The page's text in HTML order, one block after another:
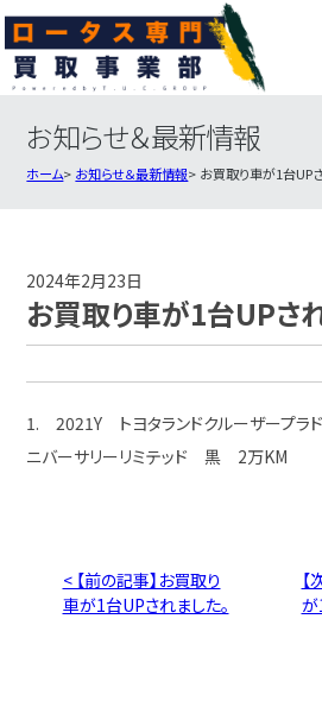
3ステップのカンタン査定
ロータス買取実績
お知らせ＆最新情報
ホーム お知らせ＆最新情報 お買取り車が1台UPさ
2024年2月23日
お買取り車が1台UPさ
1. 2021Y トヨタランドクルーザープラ
ニバーサリーリミテッド 黒 2万KM
< 【前の記事】お買取り
車が1台UPされました。
が